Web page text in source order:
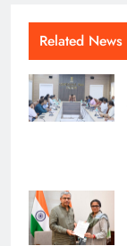
Related News